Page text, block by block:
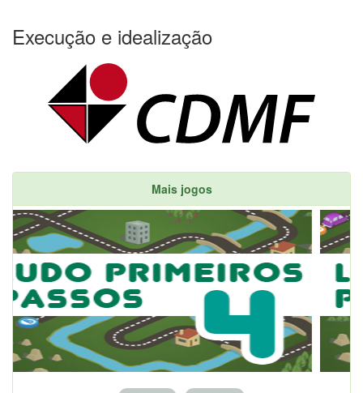
Execução e idealização
Mais jogos